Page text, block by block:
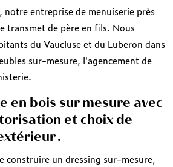
notre entreprise de menuiserie près
transmet de père en fils. Nous
du Vaucluse et du Luberon dans
sur-mesure, l'agencement de
en bois sur mesure avec
et choix de
.
construire un dressing sur-mesure,